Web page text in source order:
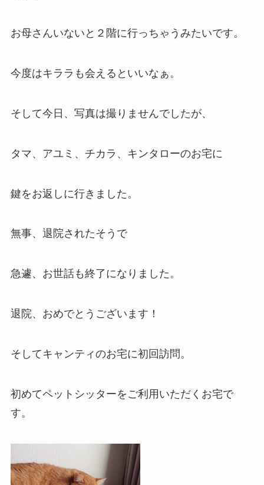
お母さんいないと２階に行っちゃうみたいです。
今度はキララも会えるといいなぁ。
そして今日、写真は撮りませんでしたが、
タマ、アユミ、チカラ、キンタローのお宅に
鍵をお返しに行きました。
無事、退院されたそうで
急遽、お世話も終了になりました。
退院、おめでとうございます！
そしてキャンティのお宅に初回訪問。
初めてペットシッターをご利用いただくお宅で
す。